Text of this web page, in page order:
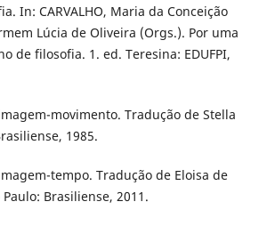
In: CARVALHO, Maria da Conceição
Lúcia de Oliveira (Orgs.). Por uma
de filosofia. 1. ed. Teresina: EDUFPI,
imagem-movimento. Tradução de Stella
1985.
tempo. Tradução de Eloisa de
Brasiliense, 2011.